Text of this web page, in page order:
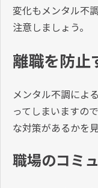
変化もメンタル不
注意しましょう。
離職を防止
メンタル不調によ
ってしまいますの
な対策があるかを
職場のコミ